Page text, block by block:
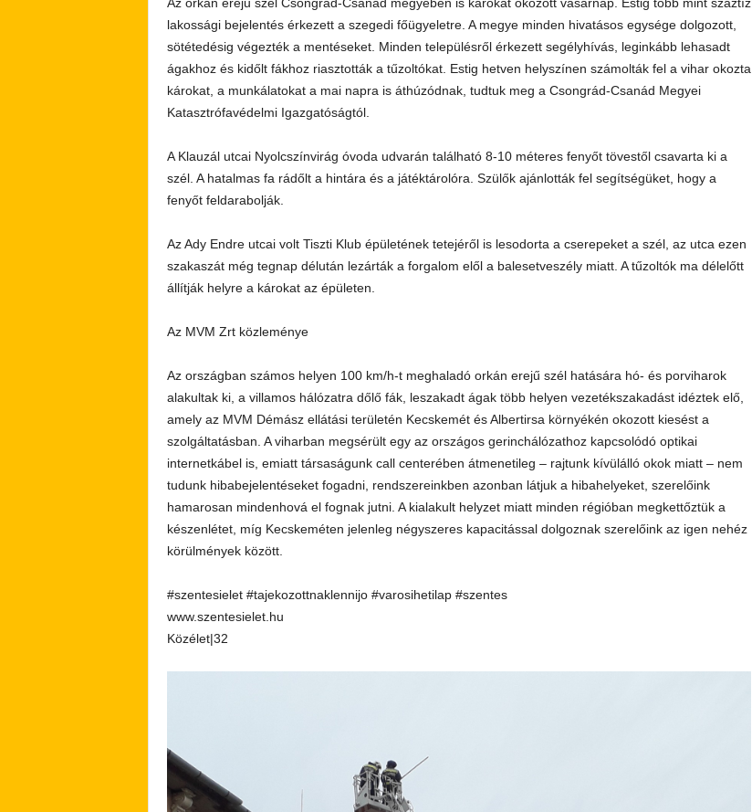
lakossági bejelentés érkezett a szegedi főügyeletre. A megye minden hivatásos egysége dolgozott,
sötétedésig végezték a mentéseket. Minden településről érkezett segélyhívás, leginkább lehasadt
ágakhoz és kidőlt fákhoz riasztották a tűzoltókat. Estig hetven helyszínen számolták fel a vihar okozta
károkat, a munkálatokat a mai napra is áthúzódnak, tudtuk meg a Csongrád-Csanád Megyei
Katasztrófavédelmi Igazgatóságtól.
A Klauzál utcai Nyolcszínvirág óvoda udvarán található 8-10 méteres fenyőt tövestől csavarta ki a
szél. A hatalmas fa rádőlt a hintára és a játéktárolóra. Szülők ajánlották fel segítségüket, hogy a
fenyőt feldarabolják.
Az Ady Endre utcai volt Tiszti Klub épületének tetejéről is lesodorta a cserepeket a szél, az utca ezen
szakaszát még tegnap délután lezárták a forgalom elől a balesetveszély miatt. A tűzoltók ma délelőtt
állítják helyre a károkat az épületen.
Az MVM Zrt közleménye
Az országban számos helyen 100 km/h-t meghaladó orkán erejű szél hatására hó- és porviharok
alakultak ki, a villamos hálózatra dőlő fák, leszakadt ágak több helyen vezetékszakadást idéztek elő,
amely az MVM Démász ellátási területén Kecskemét és Albertirsa környékén okozott kiesést a
szolgáltatásban. A viharban megsérült egy az országos gerinchálózathoz kapcsolódó optikai
internetkábel is, emiatt társaságunk call centerében átmenetileg – rajtunk kívülálló okok miatt – nem
tudunk hibabejelentéseket fogadni, rendszereinkben azonban látjuk a hibahelyeket, szerelőink
hamarosan mindenhová el fognak jutni. A kialakult helyzet miatt minden régióban megkettőztük a
készenlétet, míg Kecskeméten jelenleg négyszeres kapacitással dolgoznak szerelőink az igen nehéz
körülmények között.
#szentesielet #tajekozottnaklennijo #varosihetilap #szentes
www.szentesielet.hu
Közélet|32